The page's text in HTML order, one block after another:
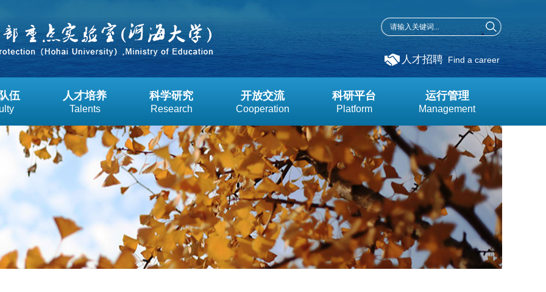
人才招聘 Find a career
伍 人才培养
Talents
科学研究
Research
开放交流
Cooperation
科研平台
Platform
运行管理
Management